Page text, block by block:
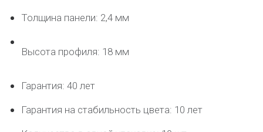
Толщина панели: 2,4 мм
Высота профиля: 18 мм
Гарантия: 40 лет
Гарантия на стабильность цвета: 10 лет